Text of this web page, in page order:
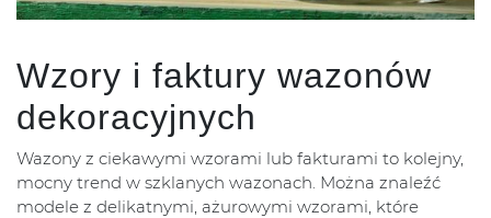
Wzory i faktury wazonów
dekoracyjnych
Wazony z ciekawymi wzorami lub fakturami to kolejny,
mocny trend w szklanych wazonach. Można znaleźć
modele z delikatnymi, ażurowymi wzorami, które